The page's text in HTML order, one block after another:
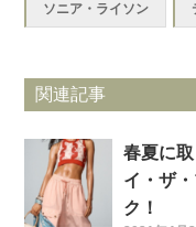
ソニア・ライソン
関連記事
春夏に
イ・ザ
ク！